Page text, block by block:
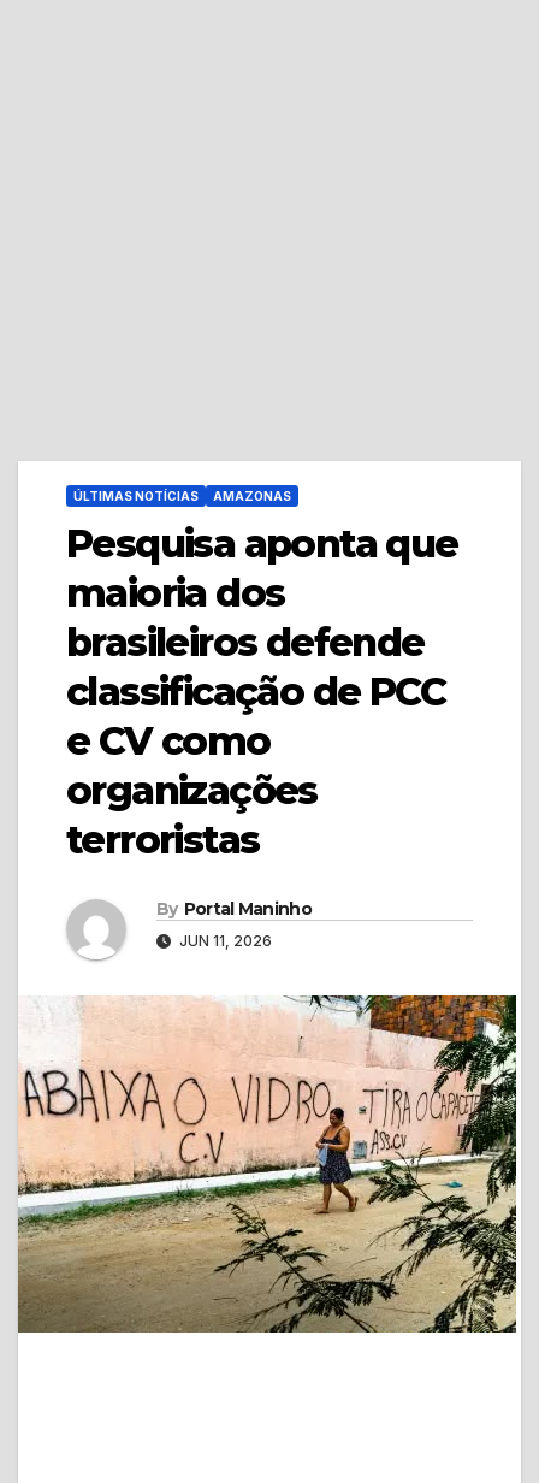
ÚLTIMAS NOTÍCIAS AMAZONAS
Pesquisa aponta que
maioria dos
brasileiros defende
classificação de PCC
e CV como
organizações
terroristas
By Portal Maninho
JUN 11, 2026